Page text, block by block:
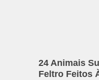
24 Animais
Feltro Feitos